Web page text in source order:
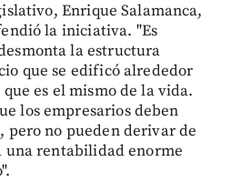
Enrique Salamanca,
la iniciativa. "Es
la estructura
que se edificó alrededor
es el mismo de la vida.
los empresarios deben
pero no pueden derivar de
una rentabilidad enorme